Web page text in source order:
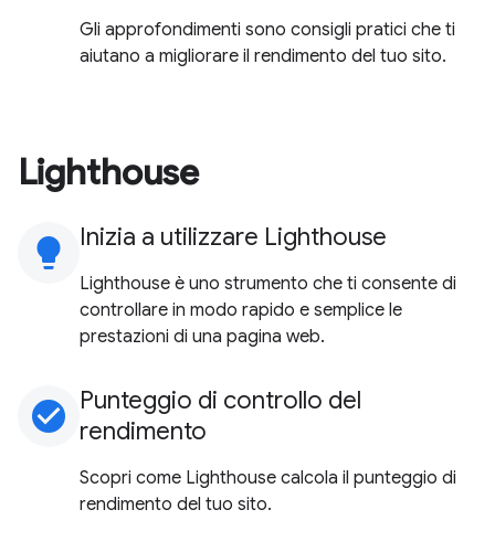
Gli approfondimenti sono consigli pratici che ti
aiutano a migliorare il rendimento del tuo sito.
Lighthouse
lightbulb Inizia a utilizzare Lighthouse
Lighthouse è uno strumento che ti consente di
controllare in modo rapido e semplice le
prestazioni di una pagina web.
check_circle Punteggio di controllo del
rendimento
Scopri come Lighthouse calcola il punteggio di
rendimento del tuo sito.